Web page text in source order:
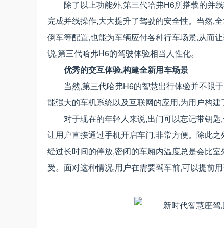
除了以上功能外,第三代哈弗H6所搭载的并
完成并线操作,大大提升了驾驶的安全性。当然,
倒车等配置,也能为车辆应付各种行车场景,从而
说,第三代哈弗H6的驾驶体验相当人性化。
优秀的交互体验,构建全新用车场景
当然,第三代哈弗H6的智慧出行体验并不限
能强大的车机系统以及互联网的应用,为用户构建
对于现在的年轻人来说,出门可以忘记带钥
让用户直接通过手机开启车门,非常方便。除此
经过长时间的停放,密闭的车厢内温度总是会比
受。面对这种情况,用户在需要驾车前,可以提前